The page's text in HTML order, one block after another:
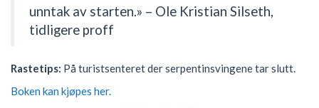
unntak av starten.» – Ole Kristian Silseth,
tidligere proff
Rastetips: På turistsenteret der serpentinsvingene tar slutt.
Boken kan kjøpes her.